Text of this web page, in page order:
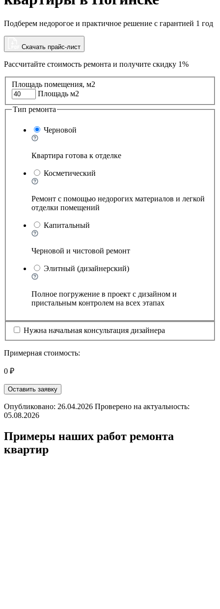
Подберем недорогое и практичное решение с гарантией 1 год
Скачать прайс-лист
Рассчитайте стоимость ремонта и получите скидку 1%
Площадь помещения, м2
Площадь м2
Тип ремонта
Черновой
Квартира готова к отделке
Косметический
Ремонт с помощью недорогих материалов и легкой
отделки помещений
Капитальный
Черновой и чистовой ремонт
Элитный (дизайнерский)
Полное погружение в проект с дизайном и
пристальным контролем на всех этапах
Нужна начальная консультация дизайнера
Примерная стоимость:
0 ₽
Оставить заявку
Опубликовано: 26.04.2026 Проверено на актуальность:
05.08.2026
Примеры наших работ ремонта
квартир